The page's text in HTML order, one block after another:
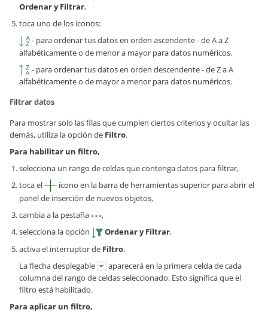
Ordenar y Filtrar,
toca uno de los íconos:
- para ordenar tus datos en orden ascendente - de A a Z
alfabéticamente o de menor a mayor para datos numéricos.
- para ordenar tus datos en orden descendente - de Z a A
alfabéticamente o de mayor a menor para datos numéricos.
Filtrar datos
Para mostrar solo las filas que cumplen ciertos criterios y ocultar las
demás, utiliza la opción de Filtro.
Para habilitar un filtro,
selecciona un rango de celdas que contenga datos para filtrar,
toca el
ícono en la barra de herramientas superior para abrir el
panel de inserción de nuevos objetos,
cambia a la pestaña
,
selecciona la opción
Ordenar y Filtrar,
activa el interruptor de Filtro.
La flecha desplegable
aparecerá en la primera celda de cada
columna del rango de celdas seleccionado. Esto significa que el
filtro está habilitado.
Para aplicar un filtro,